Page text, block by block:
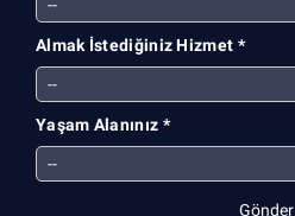
Almak İstediğiniz Hizmet *
Yaşam Alanınız *
Gönder